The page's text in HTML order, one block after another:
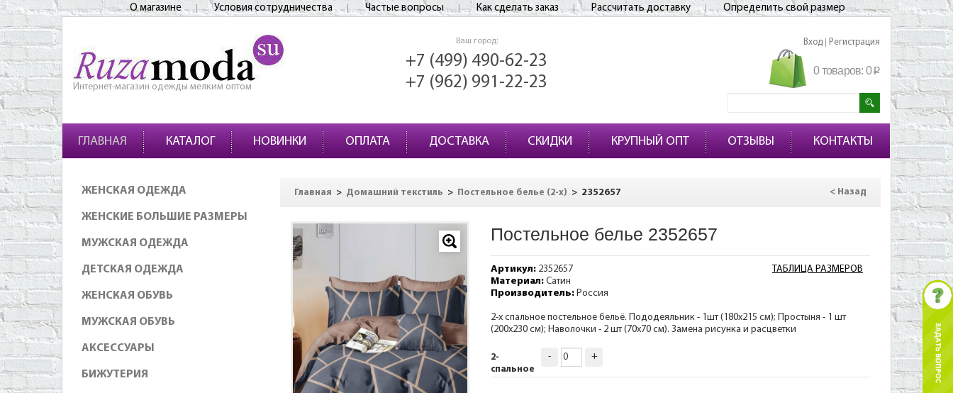
О магазине Условия сотрудничества Частые вопросы Как сделать заказ Рассчитать доставку Определить свой размер
Интернет-магазин одежды мелким оптом
Ваш город:
+7 (499) 490-62-23
+7 (962) 991-22-23
Вход Регистрация
0 товаров: 0p
ГЛАВНАЯ КАТАЛОГ НОВИНКИ ОПЛАТА ДОСТАВКА СКИДКИ КРУПНЫЙ ОПТ ОТЗЫВЫ КОНТАКТЫ
ЖЕНСКАЯ ОДЕЖДА
ЖЕНСКИЕ БОЛЬШИЕ РАЗМЕРЫ
МУЖСКАЯ ОДЕЖДА
ДЕТСКАЯ ОДЕЖДА
ЖЕНСКАЯ ОБУВЬ
МУЖСКАЯ ОБУВЬ
АКСЕССУАРЫ
БИЖУТЕРИЯ
Главная > Домашний текстиль > Постельное белье (2-х) > 2352657 < Назад
Постельное белье 2352657
ТАБЛИЦА РАЗМЕРОВ
Артикул:2352657
Материал:Сатин
Производитель:Россия
2-х спальное постельное бельё. Пододеяльник - 1шт (180х215 см); Простыня - 1 шт
(200х230 см); Наволочки - 2 шт (70х70 см). Замена рисунка и расцветки
2-
спальное
- +